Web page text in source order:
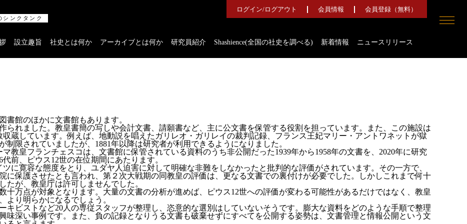
シンクタンク
設立趣旨 社史とは何か アーカイブとは何か 研究員紹介 Shashience(全国の社史を調べる) 新着情報 ニュースリリース
ログイン/ログアウト 会員情報
会員登録（無料）
Shashience(全国の社史を調べる)
無料会員メニュー
社史研究データ
社史担当者アンケート
社史セミナー動画
社史書籍閲覧室
社史制作事例アーカイブズ
アーカイブの実態
アーカイブ構築の手引き
アーカイブセミナー動画
社員第一世代インタビュー
書館のほかに文書館もあります。
られました。教皇書簡の写しや会計文書、請願書など、主に公文書を保管する役割を担っています。また、この施設は
蔵しています。例えば、地動説を唱えたガリレオ・ガリレイの裁判記録、フランス王妃マリー・アントワネットが獄
限されていましたが、1881年以降は研究者が利用できるようになりました。
教皇フランチェスコは、文書館に保管されている資料のうち非公開だった1939年から1958年の文書を、2020年に研究
前、ピウス12世の在位期間にあたります。
に寛容な態度をとり、ユダヤ人迫害に対して明確な非難をしなかったと批判的な評価がされています。その一方で、
に保護させたとも言われ、第２次大戦期の同教皇の評価は、更なる文書での裏付けが必要でした。しかしこれまで何十
たが、教皇庁は許可しませんでした。
十万点が対象となります。大量の文書の分析が進めば、ピウス12世への評価が変わる可能性があるだけではなく、教皇
より明らかになるでしょう。
キビストなど20人の専従スタッフが整理し、恣意的な選別はしていないそうです。膨大な資料をどのような手順で整理
味深い事例です。また、負の記録となりうる文書も破棄せずにすべてを公開する姿勢は、文書管理と情報公開という文